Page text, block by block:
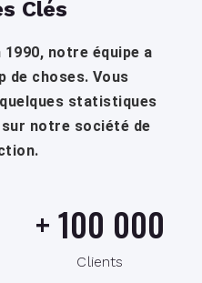
Clés
notre équipe a
de choses. Vous
statistiques
notre société de
+100 000
Clients